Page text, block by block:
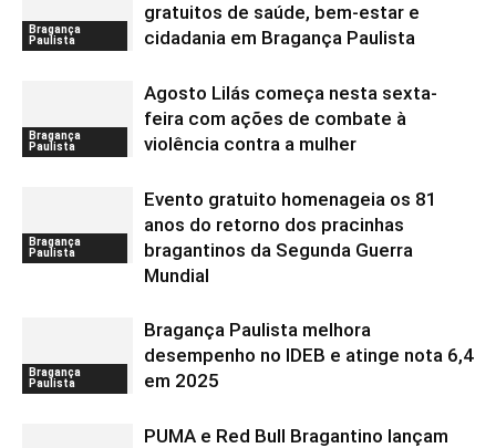
Bragança
Paulista
gratuitos de saúde, bem-estar e
cidadania em Bragança Paulista
Bragança
Paulista
Agosto Lilás começa nesta sexta-
feira com ações de combate à
violência contra a mulher
Bragança
Paulista
Evento gratuito homenageia os 81
anos do retorno dos pracinhas
bragantinos da Segunda Guerra
Mundial
Bragança
Paulista
Bragança Paulista melhora
desempenho no IDEB e atinge nota 6,4
em 2025
PUMA e Red Bull Bragantino lançam